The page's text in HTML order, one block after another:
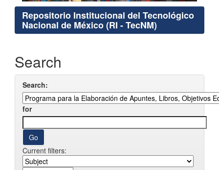
Repositorio Institucional del Tecnológico
Nacional de México (RI - TecNM)
Search
Search:
for
Current filters: